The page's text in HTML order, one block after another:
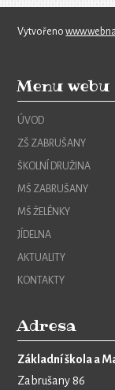
Vytvořeno
Menu webu
ÚVOD
ZŠ ZABRUŠANY
ŠKOLNÍ DRUŽINA
MŠ ZABRUŠANY
MŠ ŽELÉNKY
JÍDELNA
AKTUALITY
KONTAKTY
Adresa
Základní škola a
Zabrušany 86